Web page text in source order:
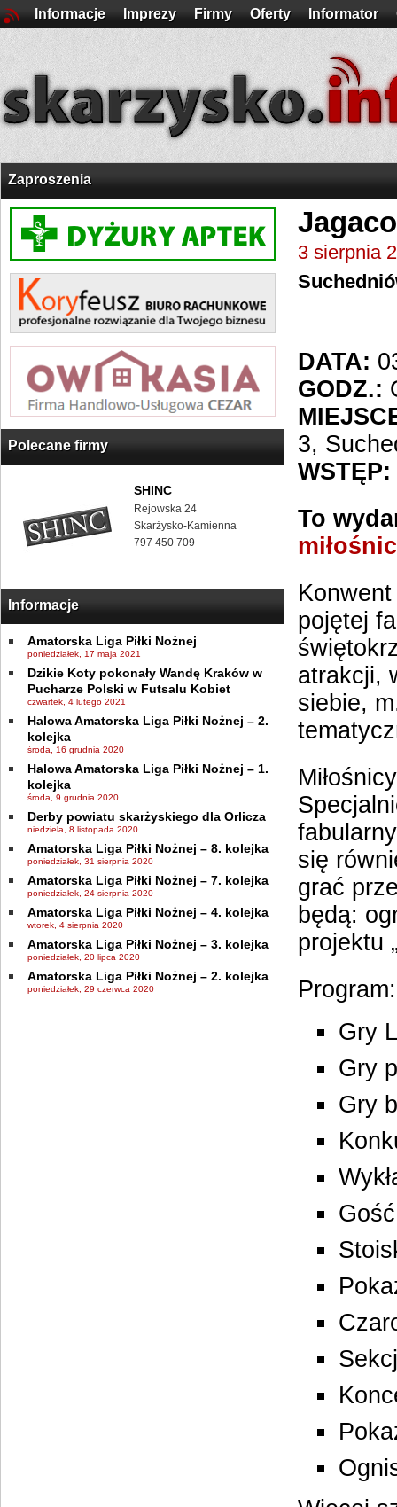
Informacje Imprezy Firmy Oferty Informator
Zaproszenia
Polecane firmy
SHINC
Rejowska 24
Skarżysko-Kamienna
797 450 709
Informacje
Amatorska Liga Piłki Nożnej
poniedziałek, 17 maja 2021
Dzikie Koty pokonały Wandę Kraków w
Pucharze Polski w Futsalu Kobiet
czwartek, 4 lutego 2021
Halowa Amatorska Liga Piłki Nożnej – 2.
kolejka
środa, 16 grudnia 2020
Halowa Amatorska Liga Piłki Nożnej – 1.
kolejka
środa, 9 grudnia 2020
Derby powiatu skarżyskiego dla Orlicza
niedziela, 8 listopada 2020
Amatorska Liga Piłki Nożnej – 8. kolejka
poniedziałek, 31 sierpnia 2020
Amatorska Liga Piłki Nożnej – 7. kolejka
poniedziałek, 24 sierpnia 2020
Amatorska Liga Piłki Nożnej – 4. kolejka
wtorek, 4 sierpnia 2020
Amatorska Liga Piłki Nożnej – 3. kolejka
poniedziałek, 20 lipca 2020
Amatorska Liga Piłki Nożnej – 2. kolejka
poniedziałek, 29 czerwca 2020
3 sierpnia
DATA:
GODZ.:
3,
WSTĘP:
To
pojętej
atrakcji,
siebie,
się
grać
będą:
projektu
Program:
Gry
Gry
Gry